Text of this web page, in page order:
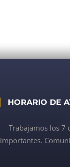
HORARIO DE
Trabajamos los 7
importantes.